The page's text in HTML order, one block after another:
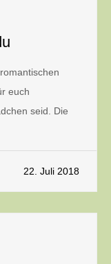
euch
seid. Die
22. Juli 2018